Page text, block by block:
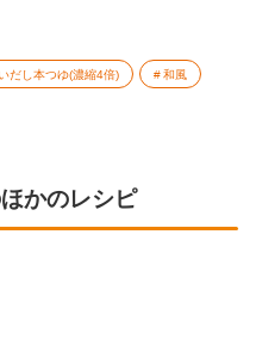
だし本つゆ(濃縮4倍) 和風
かのレシピ